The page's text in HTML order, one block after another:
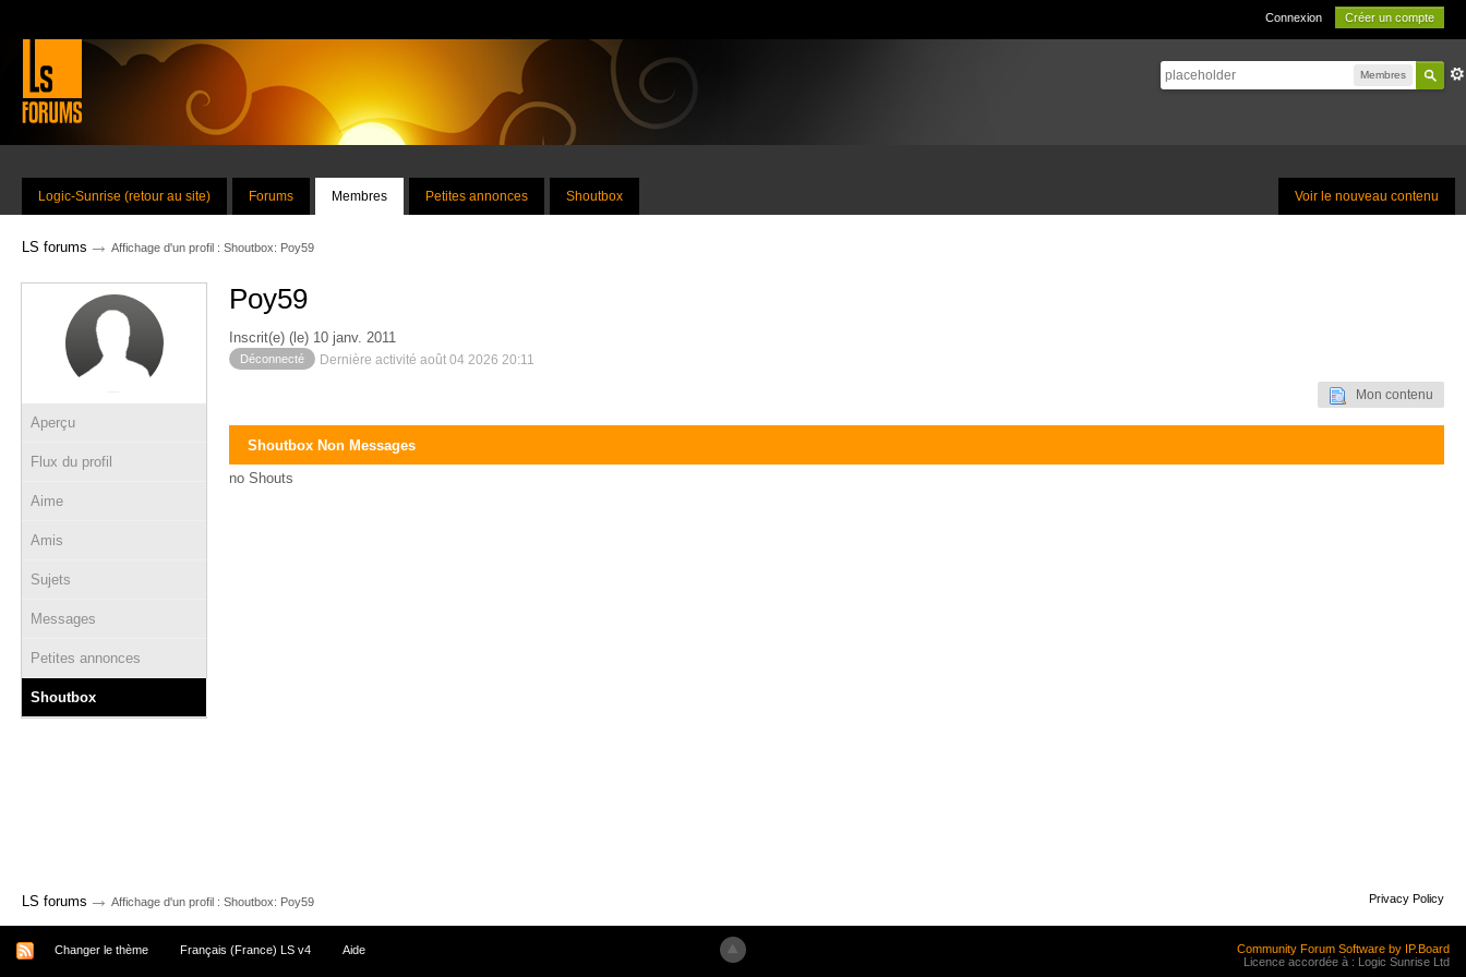
Connexion Créer un compte
Membres
Voir le nouveau contenu
Logic-Sunrise (retour au site) Forums Membres Petites annonces Shoutbox
LS forums → Affichage d'un profil : Shoutbox: Poy59
Aperçu
Flux du profil
Aime
Amis
Sujets
Messages
Petites annonces
Shoutbox
Poy59
Inscrit(e) (le) 10 janv. 2011
Déconnecté Dernière activité août 04 2026 20:11
Mon contenu
Shoutbox Non Messages
no Shouts
LS forums → Affichage d'un profil : Shoutbox: Poy59 Privacy Policy
Changer le thème Français (France) LS v4 Aide
Community Forum Software by IP.Board
Licence accordée à : Logic Sunrise Ltd